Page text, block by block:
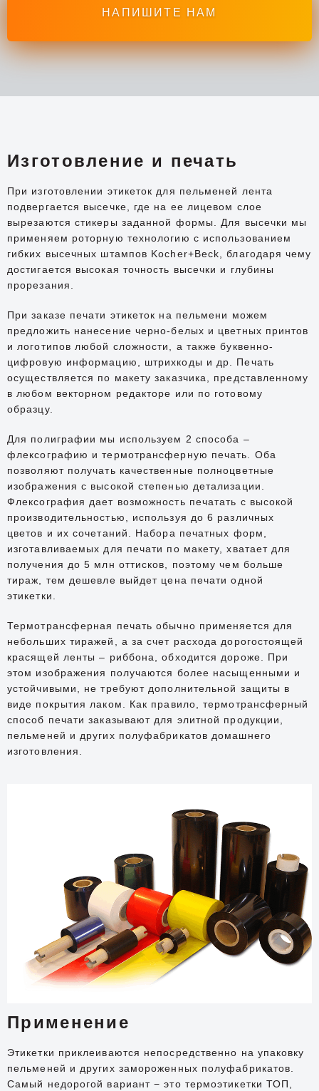
НАПИШИТЕ НАМ
Изготовление и печать
При изготовлении этикеток для пельменей лента
подвергается высечке, где на ее лицевом слое
вырезаются стикеры заданной формы. Для высечки мы
применяем роторную технологию с использованием
гибких высечных штампов Kocher+Beck, благодаря чему
достигается высокая точность высечки и глубины
прорезания.
При заказе печати этикеток на пельмени можем
предложить нанесение черно-белых и цветных принтов
и логотипов любой сложности, а также буквенно-
цифровую информацию, штрихкоды и др. Печать
осуществляется по макету заказчика, представленному
в любом векторном редакторе или по готовому
образцу.
Для полиграфии мы используем 2 способа –
флексографию и термотрансферную печать. Оба
позволяют получать качественные полноцветные
изображения с высокой степенью детализации.
Флексография дает возможность печатать с высокой
производительностью, используя до 6 различных
цветов и их сочетаний. Набора печатных форм,
изготавливаемых для печати по макету, хватает для
получения до 5 млн оттисков, поэтому чем больше
тираж, тем дешевле выйдет цена печати одной
этикетки.
Термотрансферная печать обычно применяется для
небольших тиражей, а за счет расхода дорогостоящей
красящей ленты – риббона, обходится дороже. При
этом изображения получаются более насыщенными и
устойчивыми, не требуют дополнительной защиты в
виде покрытия лаком. Как правило, термотрансферный
способ печати заказывают для элитной продукции,
пельменей и других полуфабрикатов домашнего
изготовления.
Применение
Этикетки приклеиваются непосредственно на упаковку
пельменей и других замороженных полуфабрикатов.
Самый недорогой вариант − это термоэтикетки ТОП,